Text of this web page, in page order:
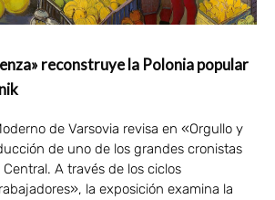
reconstruye la Polonia popular
de Varsovia revisa en «Orgullo y
de uno de los grandes cronistas
A través de los ciclos
la exposición examina la